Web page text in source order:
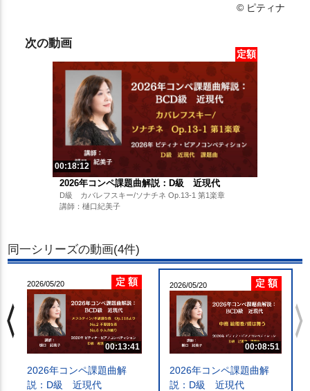
© ピティナ
次の動画
定額
00:18:12
2026年コンペ課題曲解説：D級 近現代
D級 カバレフスキー/ソナチネ Op.13-1 第1楽章
講師：樋口紀美子
同一シリーズの動画(4件)
2026/05/20 定 額
00:13:41
2026年コンペ課題曲解
説：D級 近現代
2026/05/20 定 額
00:08:51
2026年コンペ課題曲解
説：D級 近現代
chevron_left chevron_right